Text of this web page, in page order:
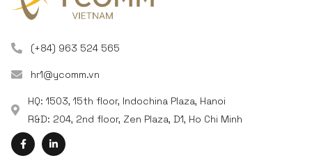
(+84) 963 524 565
hr1@ycomm.vn
HQ: 1503, 15th floor, Indochina Plaza, Hanoi
R&D: 204, 2nd floor, Zen Plaza, D1, Ho Chi Minh